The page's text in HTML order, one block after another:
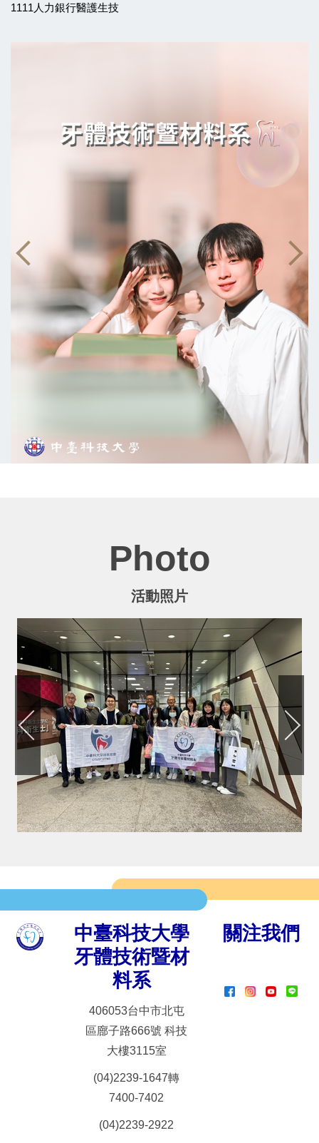
1111人力銀行醫護生技
Photo
活動照片
中臺科技大學
牙體技術暨材
料系
406053台中市北屯
區廍子路666號 科技
大樓3115室
(04)2239-1647轉
7400-7402
(04)2239-2922
關注我們